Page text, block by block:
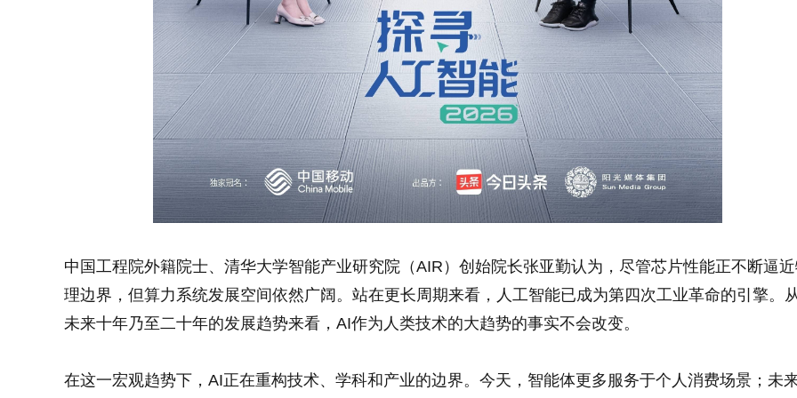
中国工程院外籍院士、清华大学智能产业研究院（AIR）创始院长张亚勤认为，尽管芯片性能正不断逼
理边界，但算力系统发展空间依然广阔。站在更长周期来看，人工智能已成为第四次工业革命的引擎。
未来十年乃至二十年的发展趋势来看，AI作为人类技术的大趋势的事实不会改变。
在这一宏观趋势下，AI正在重构技术、学科和产业的边界。今天，智能体更多服务于个人消费场景；未